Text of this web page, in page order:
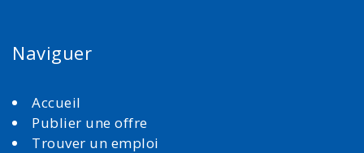
Naviguer
Accueil
Publier une offre
Trouver un emploi